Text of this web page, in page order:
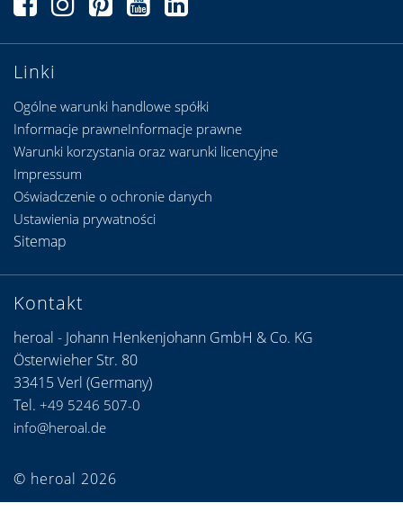
Linki
Ogólne warunki handlowe spółki
Informacje prawneInformacje prawne
Warunki korzystania oraz warunki licencyjne
Kontakt
heroal - Johann Henkenjohann GmbH & Co. KG
Österwieher Str. 80
33415 Verl (Germany)
Tel. +49 5246 507-0
info@heroal.de
Impressum
Oświadczenie o ochronie danych
Ustawienia prywatności
Sitemap
© heroal 2026